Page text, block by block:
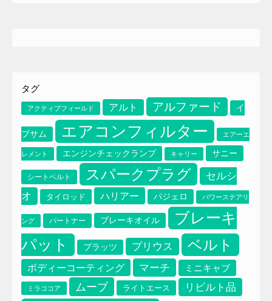
タグ
アクティブフィールド アルト アルファード イ
プサム エアコンフィルター エアーエ
レメント エンジンチェックランプ キャリー サニー
シートベルト スパークプラグ
セルシ
オ
タイロッド ハリアー パジェロ パワーステアリ
ング パートナー ブレーキオイル
ブレーキ
パット
プラッツ プリウス ベルト
ボディーコーティング マーチ ミニキャブ
ミラココア ムーブ ライトエース リビルト品